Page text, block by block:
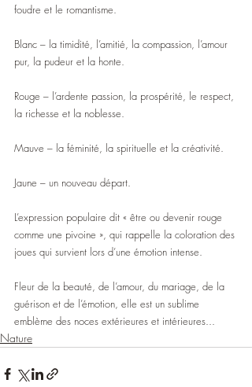
foudre et le romantisme.
Blanc – la timidité, l’amitié, la compassion, l’amour
pur, la pudeur et la honte.
Rouge – l’ardente passion, la prospérité, le respect,
la richesse et la noblesse.
Mauve – la féminité, la spirituelle et la créativité.
Jaune – un nouveau départ.
L’expression populaire dit « être ou devenir rouge
comme une pivoine », qui rappelle la coloration des
joues qui survient lors d’une émotion intense.
Fleur de la beauté, de l’amour, du mariage, de la
guérison et de l’émotion, elle est un sublime
emblème des noces extérieures et intérieures...
Nature